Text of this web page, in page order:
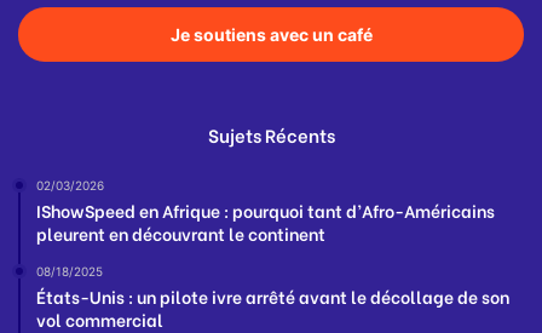
Je soutiens avec un café
Sujets Récents
02/03/2026
IShowSpeed en Afrique : pourquoi tant d’Afro-Américains
pleurent en découvrant le continent
08/18/2025
États-Unis : un pilote ivre arrêté avant le décollage de son
vol commercial